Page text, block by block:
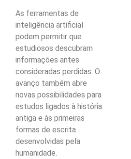
As ferramentas de
inteligência artificial
podem permitir que
estudiosos descubram
informações antes
consideradas perdidas. O
avanço também abre
novas possibilidades para
estudos ligados à história
antiga e às primeiras
formas de escrita
desenvolvidas pela
humanidade.